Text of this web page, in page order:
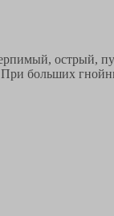
острый,
больших